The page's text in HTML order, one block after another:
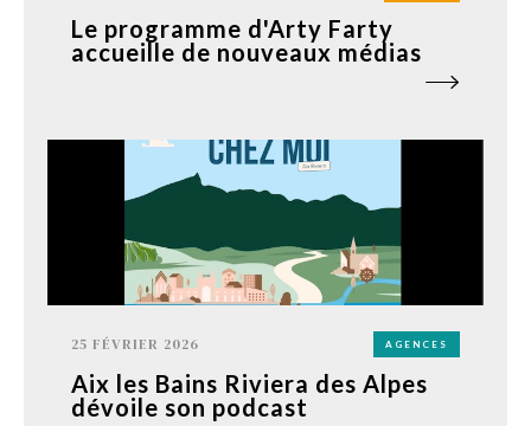
Le programme d'Arty Farty
accueille de nouveaux médias
25 FÉVRIER 2026 AGENCES
Aix les Bains Riviera des Alpes
dévoile son podcast